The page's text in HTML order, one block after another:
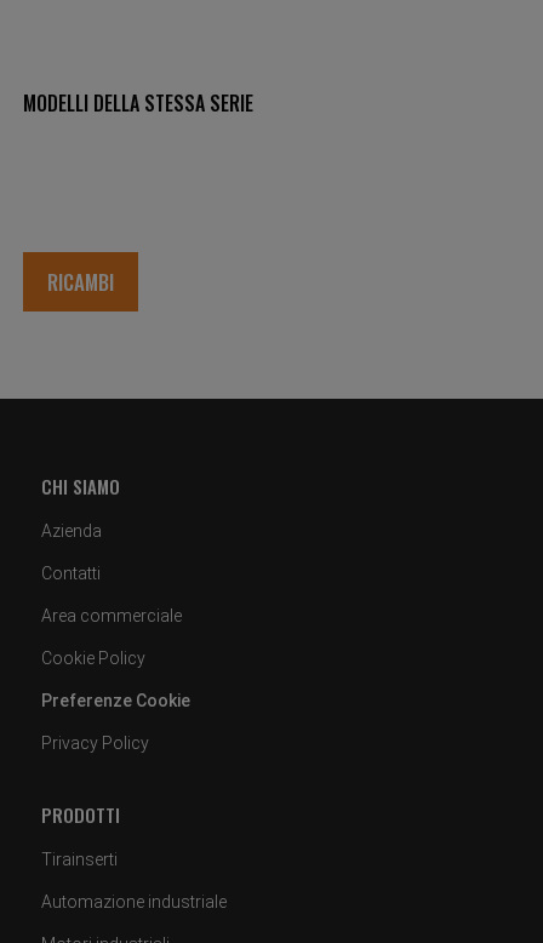
MODELLI DELLA STESSA SERIE
RICAMBI
CHI SIAMO
Azienda
Contatti
Area commerciale
Cookie Policy
Preferenze Cookie
Privacy Policy
PRODOTTI
Tirainserti
Automazione industriale